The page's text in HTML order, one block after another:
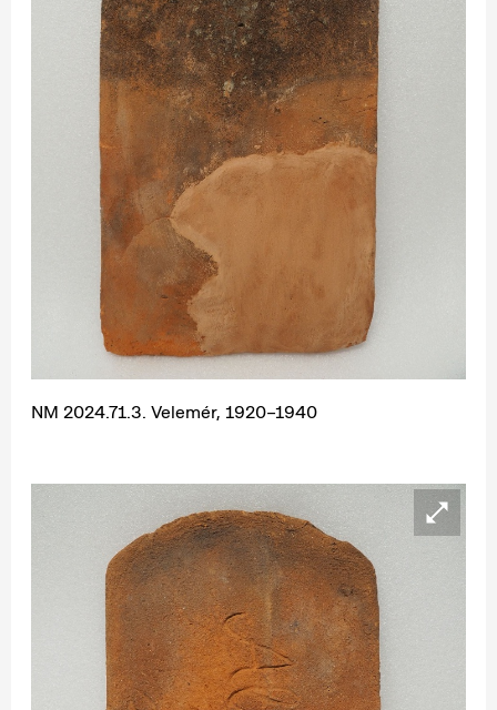
NM 2024.71.3. Velemér, 1920–1940